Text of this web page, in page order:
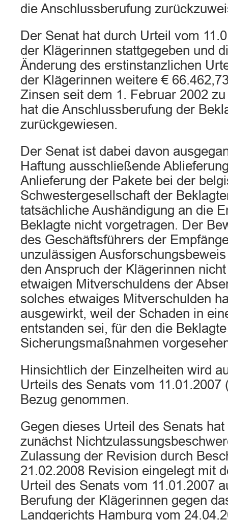
die Anschlussberufung
Der Senat hat durch Urteil vom
der Klägerinnen stattgegeben und
Änderung des erstinstanzlichen
der Klägerinnen weitere €
Zinsen seit dem 1. Februar 2002
hat die Anschlussberufung der
zurückgewiesen.
Der Senat ist dabei davon
Haftung ausschließende
Anlieferung der Pakete bei der
Schwestergesellschaft der
tatsächliche Aushändigung an die
Beklagte nicht vorgetragen. Der
des Geschäftsführers der
unzulässigen
den Anspruch der Klägerinnen
etwaigen Mitverschuldens der
solches etwaiges Mitverschulden
ausgewirkt, weil der Schaden in
entstanden sei, für den die
Sicherungsmaßnahmen
Hinsichtlich der Einzelheiten wird
Urteils des Senats vom 11.01.2007
Bezug genommen.
Gegen dieses Urteil des Senats
zunächst
Zulassung der Revision durch
21.02.2008 Revision eingelegt mit
Urteil des Senats vom 11.01.2007
Berufung der Klägerinnen gegen
Landgerichts Hamburg vom